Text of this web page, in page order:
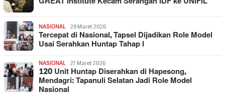
NASIONAL 28 Maret 2026
Tercepat di Nasional, Tapsel Dijadikan Role Model
Usai Serahkan Huntap Tahap I
NASIONAL 27 Maret 2026
120 Unit Huntap Diserahkan di Hapesong,
Mendagri: Tapanuli Selatan Jadi Role Model
Nasional